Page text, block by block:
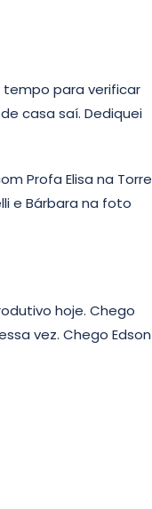
tempo para verificar
casa saí. Dediquei
Profa Elisa na Torre
e Bárbara na foto
hoje. Chego
vez. Chego Edson